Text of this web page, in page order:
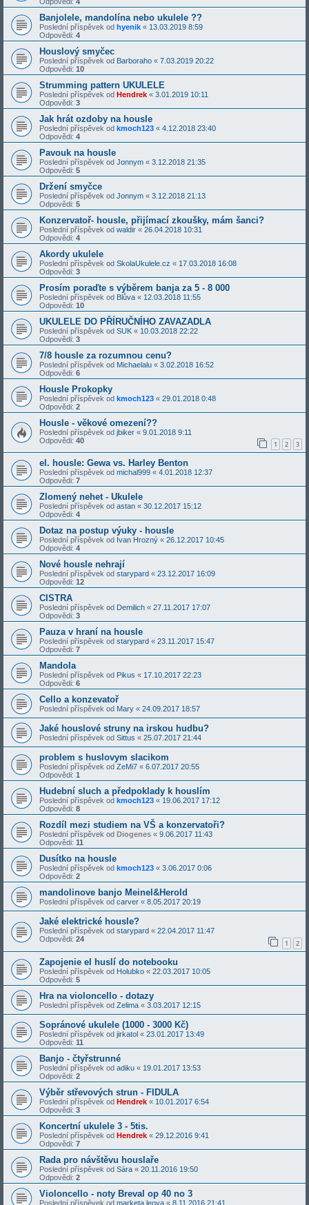
Banjolele, mandolína nebo ukulele ??
Poslední příspěvek od hyenik « 13.03.2019 8:59
Odpovědi: 4
Houslový smyčec
Poslední příspěvek od Barboraho « 7.03.2019 20:22
Odpovědi: 10
Strumming pattern UKULELE
Poslední příspěvek od Hendrek « 3.01.2019 10:11
Odpovědi: 3
Jak hrát ozdoby na housle
Poslední příspěvek od kmoch123 « 4.12.2018 23:40
Odpovědi: 4
Pavouk na housle
Poslední příspěvek od Jonnym « 3.12.2018 21:35
Odpovědi: 5
Držení smyčce
Poslední příspěvek od Jonnym « 3.12.2018 21:13
Odpovědi: 5
Konzervatoř- housle, přijímací zkoušky, mám šanci?
Poslední příspěvek od waldir « 26.04.2018 10:31
Odpovědi: 4
Akordy ukulele
Poslední příspěvek od SkolaUkulele.cz « 17.03.2018 16:08
Odpovědi: 3
Prosím poraďte s výběrem banja za 5 - 8 000
Poslední příspěvek od Blůva « 12.03.2018 11:55
Odpovědi: 10
UKULELE DO PŘÍRUČNÍHO ZAVAZADLA
Poslední příspěvek od SUK « 10.03.2018 22:22
Odpovědi: 3
7/8 housle za rozumnou cenu?
Poslední příspěvek od Michaelalu « 3.02.2018 16:52
Odpovědi: 6
Housle Prokopky
Poslední příspěvek od kmoch123 « 29.01.2018 0:48
Odpovědi: 2
Housle - věkové omezení??
Poslední příspěvek od jbiker « 9.01.2018 9:11
Odpovědi: 40 1 2 3
el. housle: Gewa vs. Harley Benton
Poslední příspěvek od michal999 « 4.01.2018 12:37
Odpovědi: 7
Zlomený nehet - Ukulele
Poslední příspěvek od astan « 30.12.2017 15:12
Odpovědi: 4
Dotaz na postup výuky - housle
Poslední příspěvek od Ivan Hrozný « 26.12.2017 10:45
Odpovědi: 4
Nové housle nehrají
Poslední příspěvek od starypard « 23.12.2017 16:09
Odpovědi: 12
CISTRA
Poslední příspěvek od Demilich « 27.11.2017 17:07
Odpovědi: 3
Pauza v hraní na housle
Poslední příspěvek od starypard « 23.11.2017 15:47
Odpovědi: 7
Mandola
Poslední příspěvek od Pikus « 17.10.2017 22:23
Odpovědi: 6
Cello a konzevatoř
Poslední příspěvek od Mary « 24.09.2017 18:57
Jaké houslové struny na irskou hudbu?
Poslední příspěvek od Sittus « 25.07.2017 21:44
problem s huslovym slacikom
Poslední příspěvek od ZeMi7 « 6.07.2017 20:55
Odpovědi: 1
Hudební sluch a předpoklady k houslím
Poslední příspěvek od kmoch123 « 19.06.2017 17:12
Odpovědi: 8
Rozdíl mezi studiem na VŠ a konzervatoři?
Poslední příspěvek od Diogenes « 9.06.2017 11:43
Odpovědi: 11
Dusítko na housle
Poslední příspěvek od kmoch123 « 3.06.2017 0:06
Odpovědi: 2
mandolinove banjo Meinel&Herold
Poslední příspěvek od carver « 8.05.2017 20:19
Jaké elektrické housle?
Poslední příspěvek od starypard « 22.04.2017 11:47
Odpovědi: 24 1 2
Zapojenie el huslí do notebooku
Poslední příspěvek od Holubko « 22.03.2017 10:05
Odpovědi: 5
Hra na violoncello - dotazy
Poslední příspěvek od Zelima « 3.03.2017 12:15
Sopránové ukulele (1000 - 3000 Kč)
Poslední příspěvek od jirkatol « 23.01.2017 13:49
Odpovědi: 11
Banjo - čtyřstrunné
Poslední příspěvek od adiku « 19.01.2017 13:53
Odpovědi: 2
Výběr střevových strun - FIDULA
Poslední příspěvek od Hendrek « 10.01.2017 6:54
Odpovědi: 3
Koncertní ukulele 3 - 5tis.
Poslední příspěvek od Hendrek « 29.12.2016 9:41
Odpovědi: 7
Rada pro návštěvu houslaře
Poslední příspěvek od Sára « 20.11.2016 19:50
Odpovědi: 2
Violoncello - noty Breval op 40 no 3
Poslední příspěvek od marketa.leova « 8.11.2016 21:41